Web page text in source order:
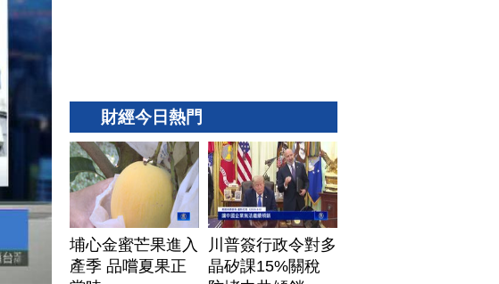
財經今日熱門
埔心金蜜芒果進入
產季 品嚐夏果正
川普簽行政令對多
晶矽課15%關稅